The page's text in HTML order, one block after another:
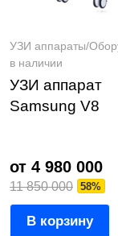
УЗИ аппараты/
в наличии
УЗИ аппарат
Samsung V8
от 4 980 000
11 850 000 58%
В корзину